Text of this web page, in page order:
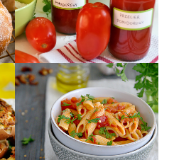
PENNE
ALL'ARRABBIATA